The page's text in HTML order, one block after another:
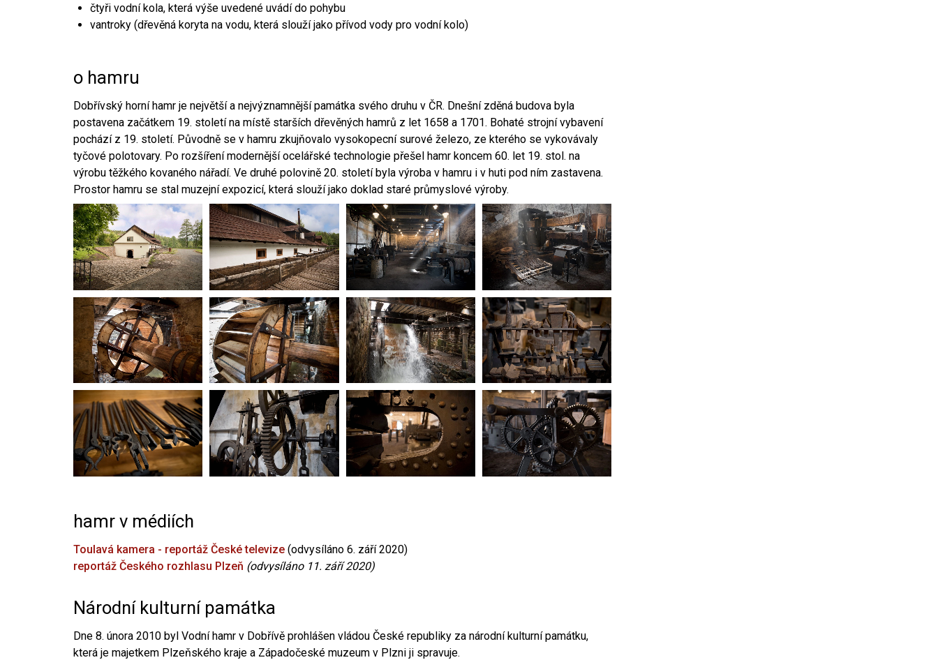
čtyři vodní kola, která výše uvedené uvádí do pohybu
vantroky (dřevěná koryta na vodu, která slouží jako přívod vody pro vodní kolo)
o hamru
Dobřívský horní hamr je největší a nejvýznamnější památka svého druhu v ČR. Dnešní zděná budova byla
postavena začátkem 19. století na místě starších dřevěných hamrů z let 1658 a 1701. Bohaté strojní vybavení
pochází z 19. století. Původně se v hamru zkujňovalo vysokopecní surové železo, ze kterého se vykovávaly
tyčové polotovary. Po rozšíření modernější ocelářské technologie přešel hamr koncem 60. let 19. stol. na
výrobu těžkého kovaného nářadí. Ve druhé polovině 20. století byla výroba v hamru i v huti pod ním zastavena.
Prostor hamru se stal muzejní expozicí, která slouží jako doklad staré průmyslové výroby.
hamr v médiích
Toulavá kamera - reportáž České televize (odvysíláno 6. září 2020)
reportáž Českého rozhlasu Plzeň (odvysíláno 11. září 2020)
Národní kulturní památka
Dne 8. února 2010 byl Vodní hamr v Dobřívě prohlášen vládou České republiky za národní kulturní památku,
která je majetkem Plzeňského kraje a Západočeské muzeum v Plzni ji spravuje.